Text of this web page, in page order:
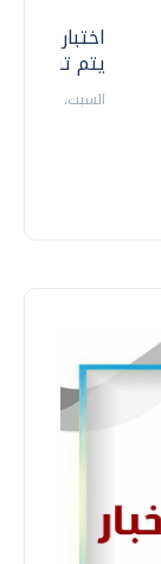
اختبارات
يتم
السبت، 18 يوليو 2026 09:22 ص